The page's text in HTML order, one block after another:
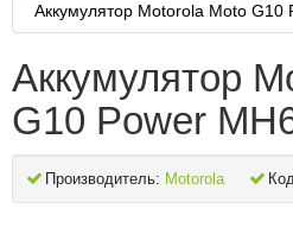
Аккумулятор Motorola Moto G10
Аккумулятор
G10 Power
Производитель: Motorola